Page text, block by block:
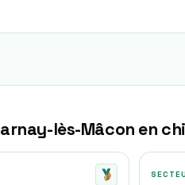
lès-Mâcon en